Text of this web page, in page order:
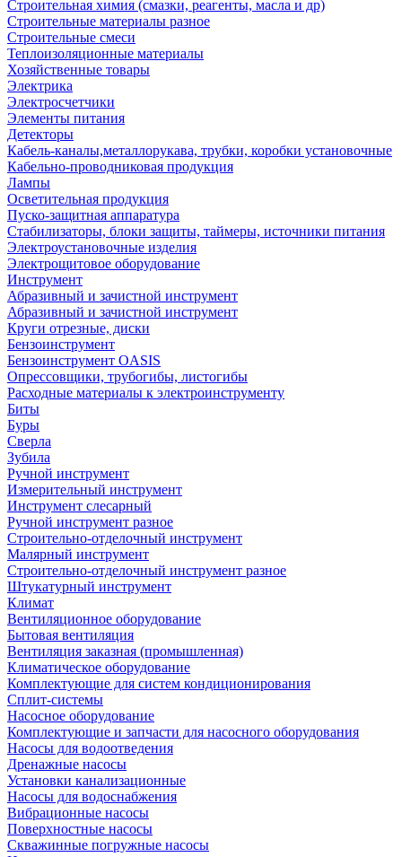
Строительная химия (смазки, реагенты, масла и др)
Строительные материалы разное
Строительные смеси
Теплоизоляционные материалы
Хозяйственные товары
Электрика
Электросчетчики
Элементы питания
Детекторы
Кабель-каналы,металлорукава, трубки, коробки установочные
Кабельно-проводниковая продукция
Лампы
Осветительная продукция
Пуско-защитная аппаратура
Стабилизаторы, блоки защиты, таймеры, источники питания
Электроустановочные изделия
Электрощитовое оборудование
Инструмент
Абразивный и зачистной инструмент
Абразивный и зачистной инструмент
Круги отрезные, диски
Бензоинструмент
Бензоинструмент OASIS
Опрессовщики, трубогибы, листогибы
Расходные материалы к электроинструменту
Биты
Буры
Сверла
Зубила
Ручной инструмент
Измерительный инструмент
Инструмент слесарный
Ручной инструмент разное
Строительно-отделочный инструмент
Малярный инструмент
Строительно-отделочный инструмент разное
Штукатурный инструмент
Климат
Вентиляционное оборудование
Бытовая вентиляция
Вентиляция заказная (промышленная)
Климатическое оборудование
Комплектующие для систем кондиционирования
Сплит-системы
Насосное оборудование
Комплектующие и запчасти для насосного оборудования
Насосы для водоотведения
Дренажные насосы
Установки канализационные
Насосы для водоснабжения
Вибрационные насосы
Поверхностные насосы
Скважинные погружные насосы